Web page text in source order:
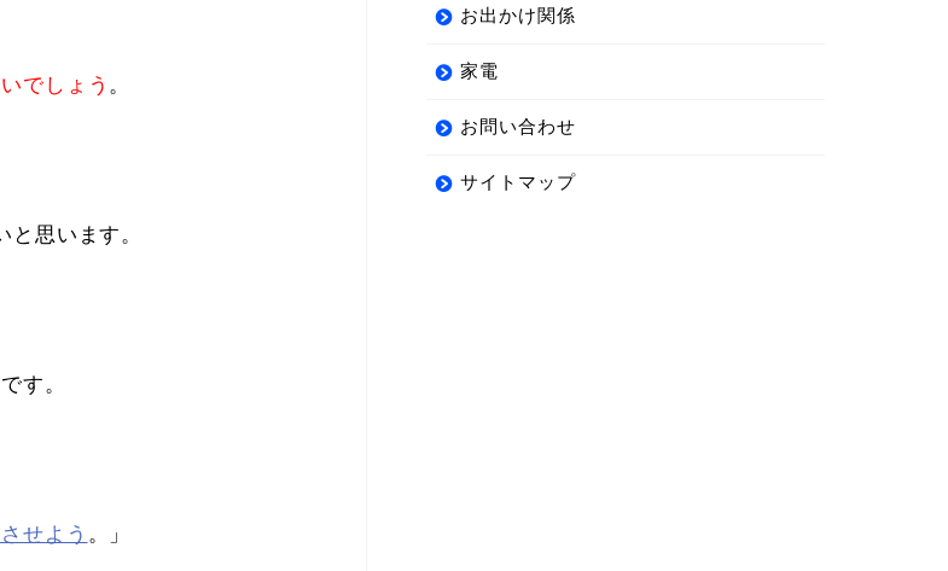
でしょう 。
思います。
す。
せよう 。」
お出かけ関係
家電
お問い合わせ
サイトマップ